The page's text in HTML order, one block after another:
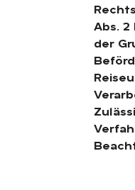
Abs. 2
der